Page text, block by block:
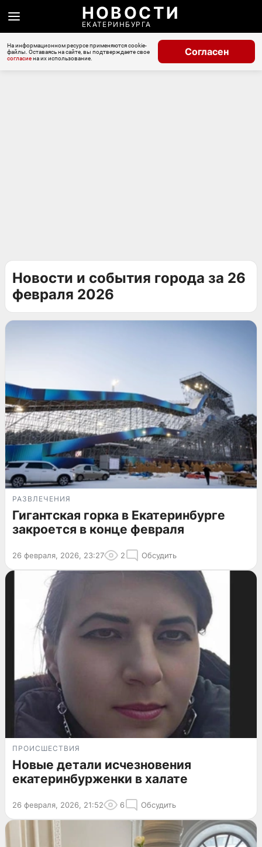
НОВОСТИ
ЕКАТЕРИНБУРГА
На информационном ресурсе применяются cookie-
файлы. Оставаясь на сайте, вы подтверждаете свое
согласиена их использование.
Согласен
Новости и события города за 26
февраля 2026
РАЗВЛЕЧЕНИЯ
Гигантская горка в Екатеринбурге
закроется в конце февраля
26 февраля, 2026, 23:27 2 Обсудить
ПРОИСШЕСТВИЯ
Новые детали исчезновения
екатеринбурженки в халате
26 февраля, 2026, 21:52 6 Обсудить